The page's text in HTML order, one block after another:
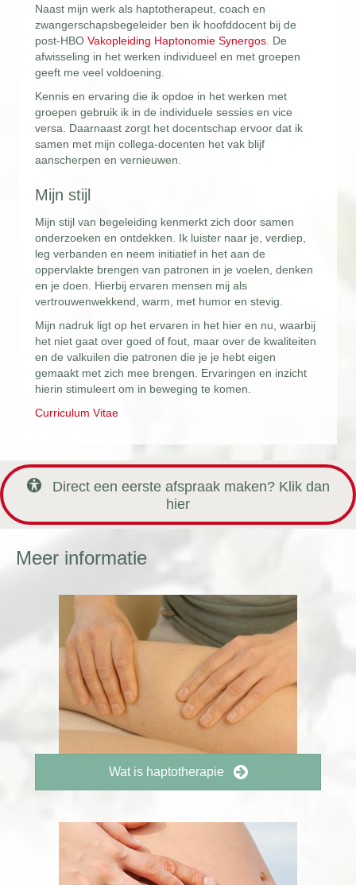
Naast mijn werk als haptotherapeut, coach en
zwangerschapsbegeleider ben ik hoofddocent bij de
post-HBO Vakopleiding Haptonomie Synergos . De
afwisseling in het werken individueel en met groepen
geeft me veel voldoening.
Kennis en ervaring die ik opdoe in het werken met
groepen gebruik ik in de individuele sessies en vice
versa. Daarnaast zorgt het docentschap ervoor dat ik
samen met mijn collega-docenten het vak blijf
aanscherpen en vernieuwen.
Mijn stijl
Mijn stijl van begeleiding kenmerkt zich door samen
onderzoeken en ontdekken. Ik luister naar je, verdiep,
leg verbanden en neem initiatief in het aan de
oppervlakte brengen van patronen in je voelen, denken
en je doen. Hierbij ervaren mensen mij als
vertrouwenwekkend, warm, met humor en stevig.
Mijn nadruk ligt op het ervaren in het hier en nu, waarbij
het niet gaat over goed of fout, maar over de kwaliteiten
en de valkuilen die patronen die je je hebt eigen
gemaakt met zich mee brengen. Ervaringen en inzicht
hierin stimuleert om in beweging te komen.
Curriculum Vitae
Direct een eerste afspraak maken? Klik dan
hier
Meer informatie
Wat is haptotherapie